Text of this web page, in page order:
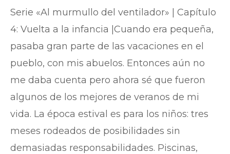
Serie «Al murmullo del ventilador» | Capítulo
4: Vuelta a la infancia |Cuando era pequeña,
pasaba gran parte de las vacaciones en el
pueblo, con mis abuelos. Entonces aún no
me daba cuenta pero ahora sé que fueron
algunos de los mejores de veranos de mi
vida. La época estival es para los niños: tres
meses rodeados de posibilidades sin
demasiadas responsabilidades. Piscinas,